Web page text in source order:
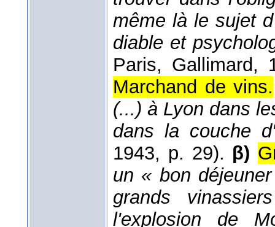
même là le sujet
diable et
Paris, Gallimard,
Marchand de vins.
(...) à Lyon dans
dans la couche
1943, p. 29). β)
un « bon
grands vinassiers
l'explosion de